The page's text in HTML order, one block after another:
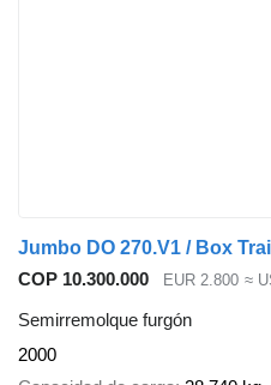
Jumbo DO 270.V1 / Box
COP 10.300.000
EUR 2.800 ≈
Semirremolque furgón
2000